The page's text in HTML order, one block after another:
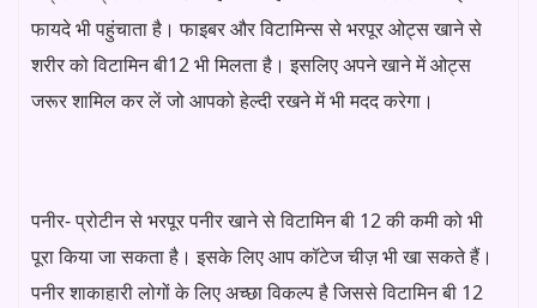
फायदे भी पहुंचाता है। फाइबर और विटामिन्स से भरपूर ओट्स खाने से
शरीर को विटामिन बी12 भी मिलता है। इसलिए अपने खाने में ओट्स
जरूर शामिल कर लें जो आपको हेल्दी रखने में भी मदद करेगा।
पनीर- प्रोटीन से भरपूर पनीर खाने से विटामिन बी 12 की कमी को भी
पूरा किया जा सकता है। इसके लिए आप कॉटेज चीज़ भी खा सकते हैं।
पनीर शाकाहारी लोगों के लिए अच्छा विकल्प है जिससे विटामिन बी 12